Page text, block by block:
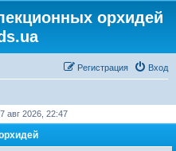
орхидей
Вход
Регистрация
авг 2026, 22:47